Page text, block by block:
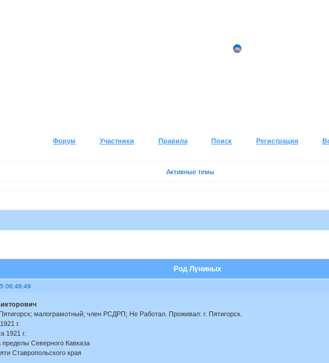
Форум Участники Правила Поиск Регистрация
Активные темы
Род Луниных
06:48:49
малограмотный; член РСДРП; Не Работал. Проживал: г. Пятигорск.
г.
1921 г.
Северного Кавказа
Ставропольского края